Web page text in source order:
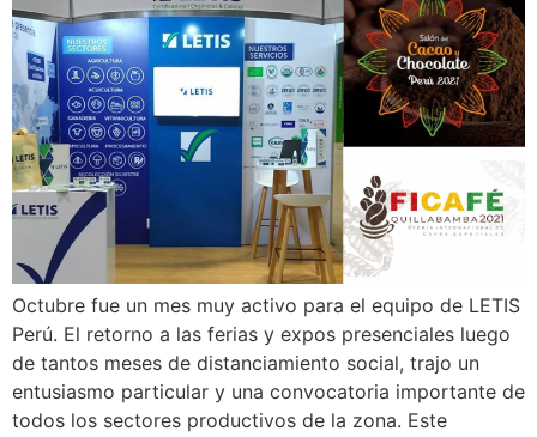
Octubre fue un mes muy activo para el equipo de LETIS
Perú. El retorno a las ferias y expos presenciales luego
de tantos meses de distanciamiento social, trajo un
entusiasmo particular y una convocatoria importante de
todos los sectores productivos de la zona. Este